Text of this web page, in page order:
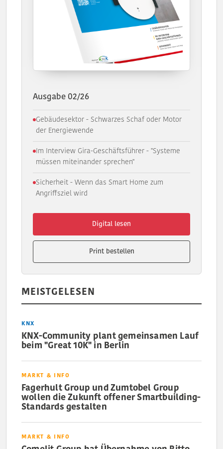
Ausgabe 02/26
Gebäudesektor - Schwarzes Schaf oder Motor
der Energiewende
Im Interview Gira-Geschäftsführer - "Systeme
müssen miteinander sprechen"
Sicherheit - Wenn das Smart Home zum
Angriffsziel wird
Digital lesen
Print bestellen
MEISTGELESEN
KNX
KNX-Community plant gemeinsamen Lauf
beim "Great 10K" in Berlin
MARKT & INFO
Fagerhult Group und Zumtobel Group
wollen die Zukunft offener Smartbuilding-
Standards gestalten
MARKT & INFO